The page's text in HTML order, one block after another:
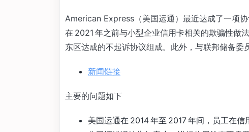
American Express（美国运通）最近达成了一项
在 2021 年之前与小型企业信用卡相关的欺骗性做
东区达成的不起诉协议组成。此外，与联邦储备委
新闻链接
主要的问题如下
美国运通在 2014 年至 2017 年间，员工在信